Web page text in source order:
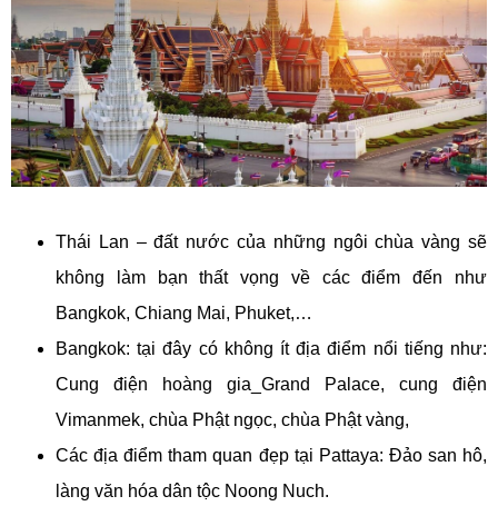
Thái Lan – đất nước của những ngôi chùa vàng sẽ
không làm bạn thất vọng về các điểm đến như
Bangkok, Chiang Mai, Phuket,…
Bangkok: tại đây có không ít địa điểm nổi tiếng như:
Cung điện hoàng gia_Grand Palace, cung điện
Vimanmek, chùa Phật ngọc, chùa Phật vàng,
Các địa điểm tham quan đẹp tại Pattaya: Đảo san hô,
làng văn hóa dân tộc Noong Nuch.